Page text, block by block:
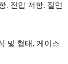
, 전압 저항, 절연
및 형태, 케이스